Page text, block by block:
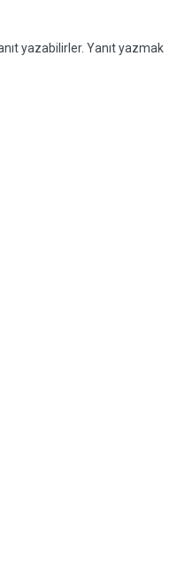
yazabilirler. Yanıt yazmak